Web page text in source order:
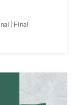
| Final